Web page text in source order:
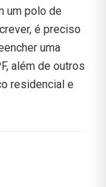
um polo de
é preciso
uma
além de outros
residencial e